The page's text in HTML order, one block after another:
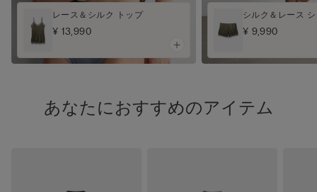
レース＆シルク トップ
¥ 13,990
シルク＆レース
¥ 9,990
あなたにおすすめのアイテム